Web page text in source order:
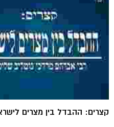
קצרים: ההבדל בין מצרים